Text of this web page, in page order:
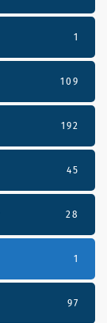
1
109
192
45
28
1
97